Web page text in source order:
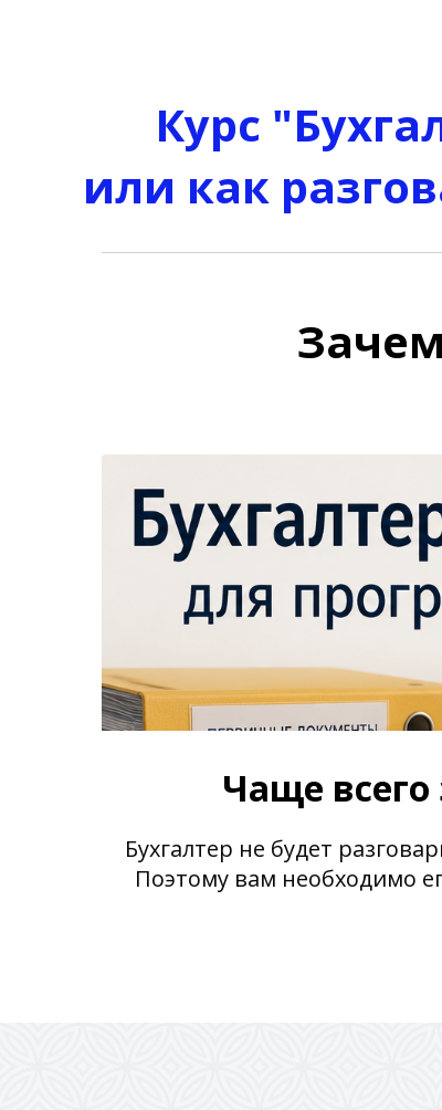
Курс "​
или как
Чаще всего
Бухгалтер не будет
Поэтому вам необходимо